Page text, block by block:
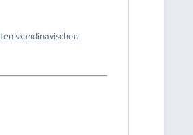
skandinavischen